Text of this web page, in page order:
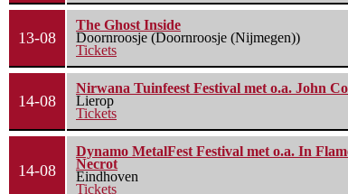
13-08
The Ghost Inside
Doornroosje (Doornroosje (Nijmegen))
Tickets
14-08
Nirwana Tuinfeest Festival met o.a. John
Lierop
Tickets
14-08
Dynamo MetalFest Festival met o.a. In
Necrot
Eindhoven
Tickets